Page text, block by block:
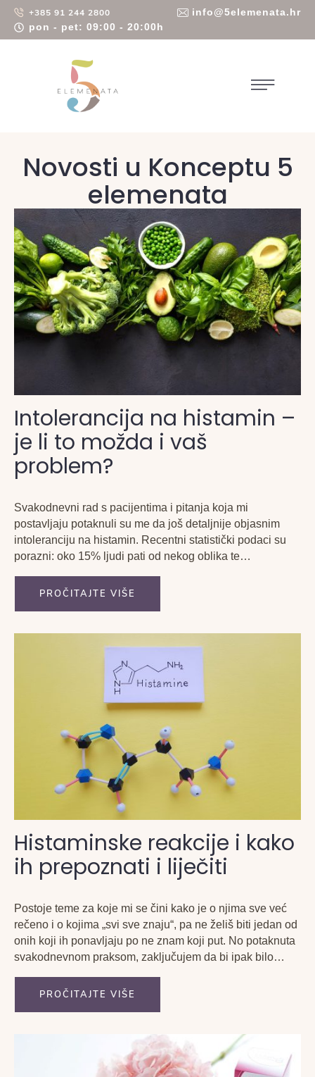
+385 91 244 2800
info@5elemenata.hr
pon - pet: 09:00 - 20:00h
Novosti u Konceptu 5
elemenata
Intolerancija na histamin –
je li to možda i vaš
problem?
Svakodnevni rad s pacijentima i pitanja koja mi
postavljaju potaknuli su me da još detaljnije objasnim
intoleranciju na histamin. Recentni statistički podaci su
porazni: oko 15% ljudi pati od nekog oblika te
nespecifičnim simptomima kao što su glavobolja, proljevi,
PROČITAJTE VIŠE
Histaminske reakcije i kako
ih prepoznati i liječiti
Postoje teme za koje mi se čini kako je o njima sve već
rečeno i o kojima „svi sve znaju“, pa ne želiš biti jedan od
onih koji ih ponavljaju po ne znam koji put. No potaknuta
svakodnevnom praksom, zaključujem da bi ipak bilo
PROČITAJTE VIŠE